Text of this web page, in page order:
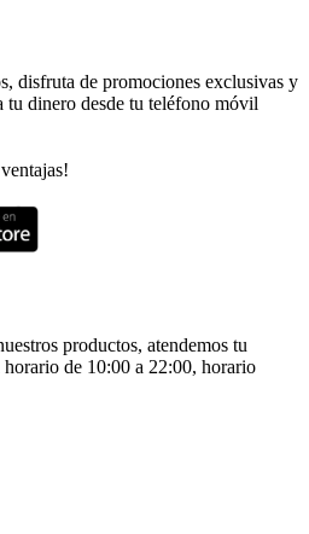
disfruta de promociones exclusivas y
tu dinero desde tu teléfono móvil
productos, atendemos tu
de 10:00 a 22:00, horario